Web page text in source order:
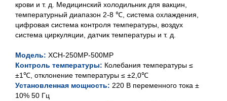
ХСН-250МР
ХСН-400МР
ХСН-500МР
крови и т. д. Медицинский холодильник для вакцин,
температурный диапазон 2-8 ℃, система охлаждения,
цифровая система контроля температуры, воздух
система циркуляции, датчик температуры и т. д.
Модель: ХСН-250МР-500МР
Контроль температуры: Колебания температуры ≤
±1℃, отклонение температуры ≤ ±2,0℃
Установленная мощность: 220 В переменного тока ±
10% 50 Гц